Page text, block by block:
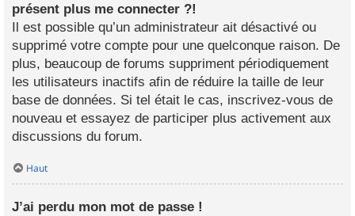
présent plus me connecter ?!
Il est possible qu’un administrateur ait désactivé ou
supprimé votre compte pour une quelconque raison. De
plus, beaucoup de forums suppriment périodiquement
les utilisateurs inactifs afin de réduire la taille de leur
base de données. Si tel était le cas, inscrivez-vous de
nouveau et essayez de participer plus activement aux
discussions du forum.
Haut
J’ai perdu mon mot de passe !